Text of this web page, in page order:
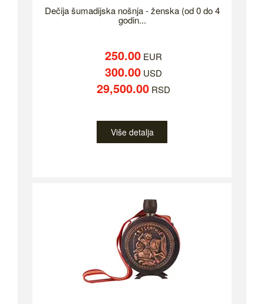
Dečija šumadijska nošnja - ženska (od 0 do 4
godin...
250.00 EUR
300.00 USD
29,500.00 RSD
Više detalja